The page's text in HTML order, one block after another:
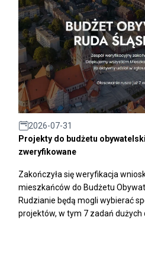
2026-07-31
Projekty do budżetu
zweryfikowane
Zakończyła się weryfikacja
mieszkańców do Budżetu
Rudzianie będą mogli wybierać
projektów, w tym 7 zadań dużych